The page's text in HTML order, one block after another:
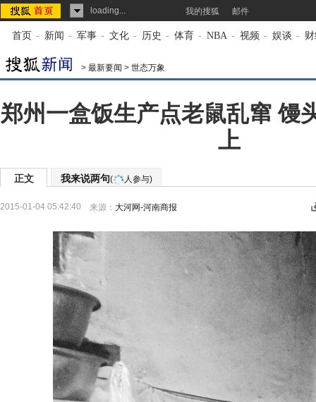
loading... 我的搜狐 邮件
首页 - 新闻 - 军事 - 文化 - 历史 - 体育 - NBA - 视频 - 娱谈 -
> 最新要闻 > 世态万象
郑州一盒饭生产点老鼠乱窜 馒
上
正文 我来说两句( 人参与)
2015-01-04 05:42:40 来源： 大河网-河南商报